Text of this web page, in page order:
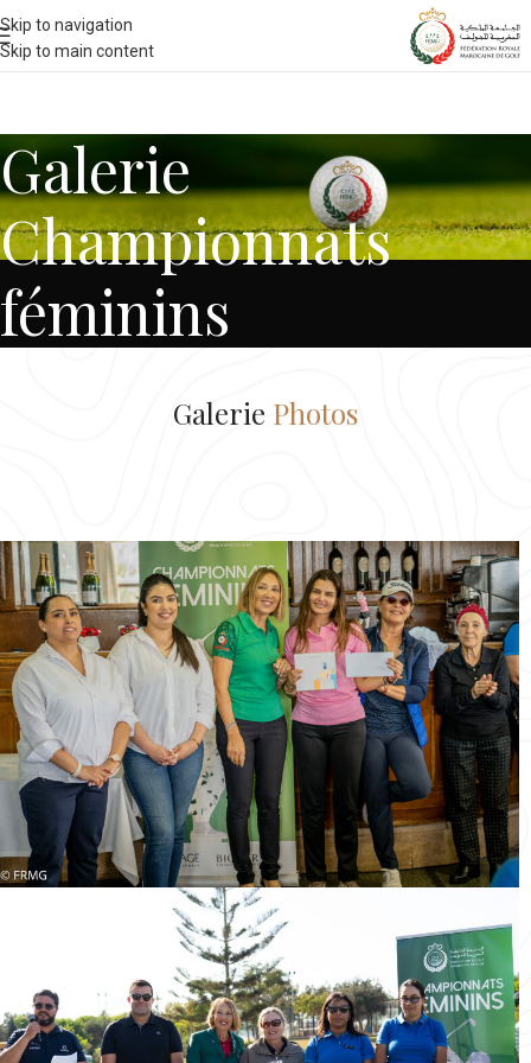
Skip to navigation
Skip to main content
Galerie
Championnats
féminins
Galerie Photos
CHAMPIONNATS
FÉMININS RGAM
10-04-25